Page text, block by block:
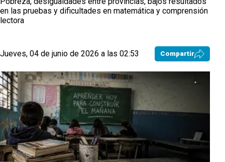
en las pruebas y dificultades en matemática y comprensión
lectora
Jueves, 04 de junio de 2026 a las 02:53 Compartir